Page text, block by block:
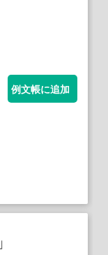
例文帳に追加